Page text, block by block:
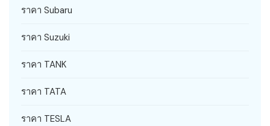
ราคา Subaru
ราคา Suzuki
ราคา TANK
ราคา TATA
ราคา TESLA